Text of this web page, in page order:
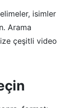
isimler
Arama
çeşitli video